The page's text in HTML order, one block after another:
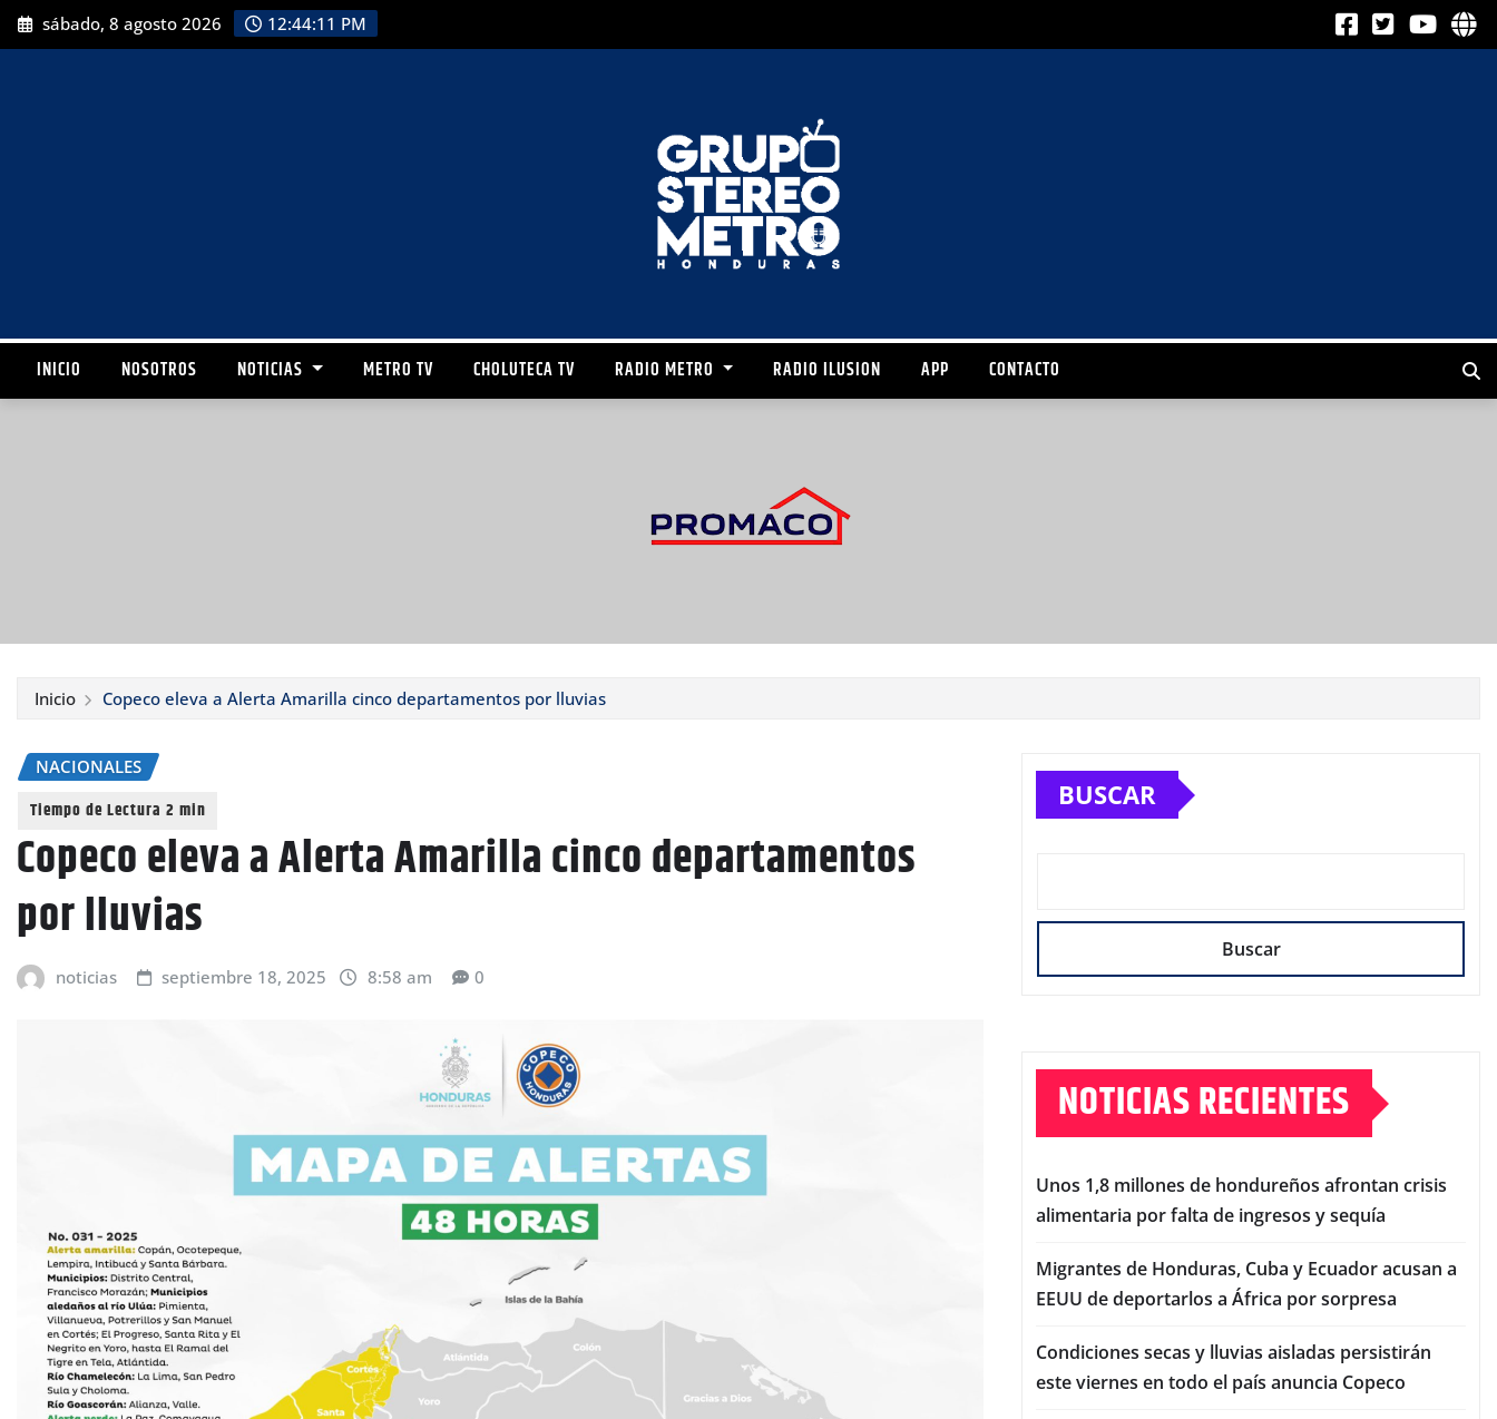
sábado, 8 agosto 2026 12:44:12 PM
INICIO NOSOTROS NOTICIAS METRO TV CHOLUTECA TV RADIO METRO RADIO ILUSION APP CONTACTO
Inicio Copeco eleva a Alerta Amarilla cinco departamentos por lluvias
NACIONALES
Copeco eleva a Alerta Amarilla cinco departamentos
por lluvias
noticias septiembre 18, 2025 8:58 am 0
BUSCAR
Buscar
NOTICIAS RECIENTES
Unos 1,8 millones de hondureños afrontan crisis
alimentaria por falta de ingresos y sequía
Migrantes de Honduras, Cuba y Ecuador acusan a
EEUU de deportarlos a África por sorpresa
Condiciones secas y lluvias aisladas persistirán
este viernes en todo el país anuncia Copeco